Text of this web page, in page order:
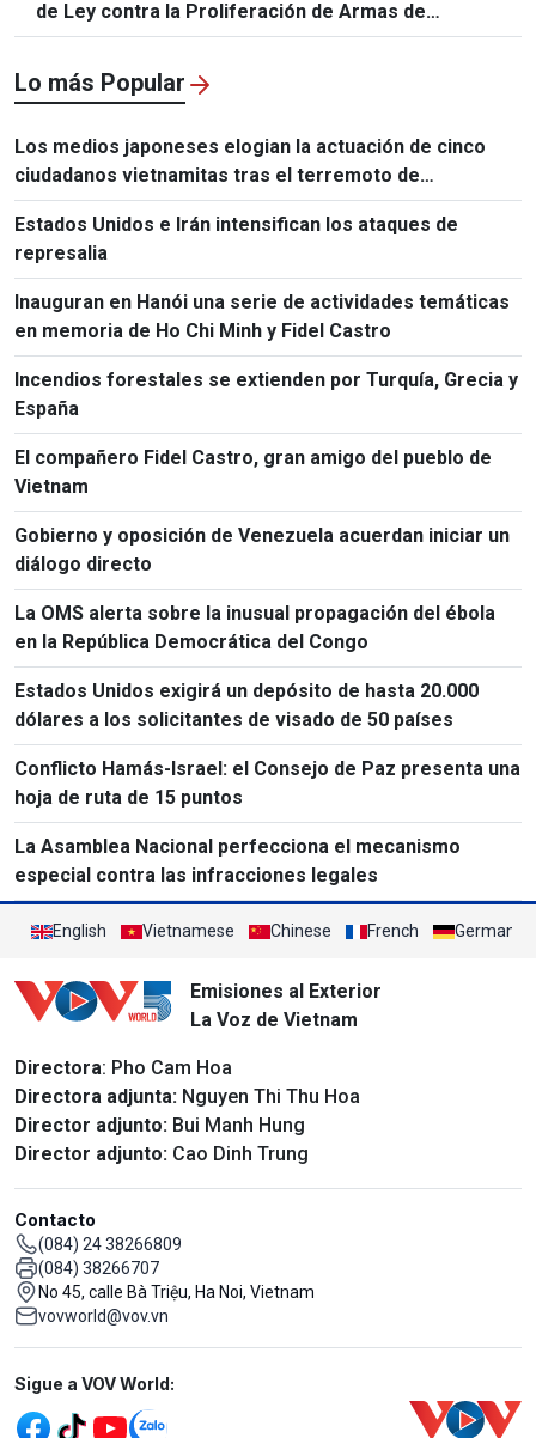
de Ley contra la Proliferación de Armas de
Destrucción Masiva
Lo más Popular
Los medios japoneses elogian la actuación de cinco
ciudadanos vietnamitas tras el terremoto de
Kumamoto
Estados Unidos e Irán intensifican los ataques de
represalia
Inauguran en Hanói una serie de actividades temáticas
en memoria de Ho Chi Minh y Fidel Castro
Incendios forestales se extienden por Turquía, Grecia y
España
El compañero Fidel Castro, gran amigo del pueblo de
Vietnam
Gobierno y oposición de Venezuela acuerdan iniciar un
diálogo directo
La OMS alerta sobre la inusual propagación del ébola
en la República Democrática del Congo
Estados Unidos exigirá un depósito de hasta 20.000
dólares a los solicitantes de visado de 50 países
Conflicto Hamás-Israel: el Consejo de Paz presenta una
hoja de ruta de 15 puntos
La Asamblea Nacional perfecciona el mecanismo
especial contra las infracciones legales
English Vietnamese Chinese French German
Emisiones al Exterior
La Voz de Vietnam
Directora: Pho Cam Hoa
Directora adjunta: Nguyen Thi Thu Hoa
Director adjunto: Bui Manh Hung
Director adjunto: Cao Dinh Trung
Contacto
(084) 24 38266809
(084) 38266707
No 45, calle Bà Triệu, Ha Noi, Vietnam
vovworld@vov.vn
Mạng xã hội
Sigue a VOV World: